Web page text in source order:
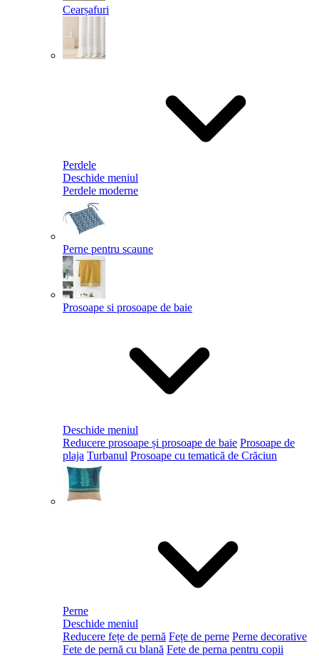
Cearșafuri
Perdele
Deschide meniul
Perdele moderne
Perne pentru scaune
Prosoape si prosoape de baie
Deschide meniul
Reducere prosoape și prosoape de baie Prosoape de
plaja Turbanul Prosoape cu tematică de Crăciun
Perne
Deschide meniul
Reducere fețe de pernă Fețe de perne Perne decorative
Fete de pernă cu blană Fete de perna pentru copii